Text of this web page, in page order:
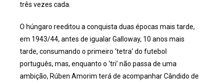
três vezes cada.
O húngaro reeditou a conquista duas épocas mais tarde,
em 1943/44, antes de igualar Galloway, 10 anos mais
tarde, consumando o primeiro ‘tetra’ do futebol
português, mas, enquanto o ‘tri’ não passa de uma
ambição, Rúben Amorim terá de acompanhar Cândido de